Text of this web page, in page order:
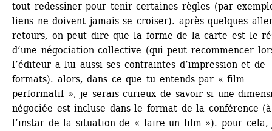
tout redessiner pour tenir certaines règles (par
liens ne doivent jamais se croiser). après quelques
retours, on peut dire que la forme de la carte est le
d’une négociation collective (qui peut recommencer
l’éditeur a lui aussi ses contraintes d’impression et de
formats). alors, dans ce que tu entends par « film
performatif », je serais curieux de savoir si une
négociée est incluse dans le format de la conférence (à
l’instar de la situation de « faire un film »). pour cela,